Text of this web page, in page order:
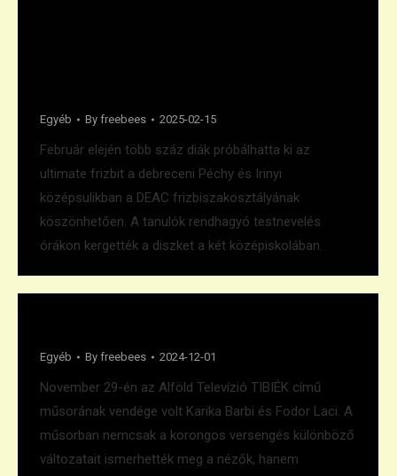
Egyéb By freebees 2025-02-15
Február elején több száz diák próbálhatta ki az
ultimate frizbit a debreceni Péchy és Irinyi
középsulikban a DEAC frizbiszakosztályának
köszönhetően. A tanulók rendhagyó testnevelés
órákon kergették a diszket a két középiskolában.
Egyéb By freebees 2024-12-01
November 29-én az Alföld Televízió TIBIÉK című
műsorának vendége volt Karika Barbi és Fodor Laci. A
műsorban nemcsak a korongos versengés különböző
változatait ismerhették meg a nézők, hanem